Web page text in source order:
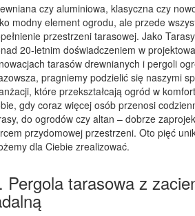
czy aluminiowa, klasyczna czy
modny element ogrodu, ale przede
przestrzeni tarasowej. Jako
20-letnim doświadczeniem w
tarasów drewnianych i pergoli
pragniemy podzielić się naszymi
które przekształcają ogród w
gdy coraz więcej osób przenosi
do ogrodów czy altan – dobrze
przydomowej przestrzeni. Oto pięć
dla Ciebie zrealizować.
Pergola tarasowa z